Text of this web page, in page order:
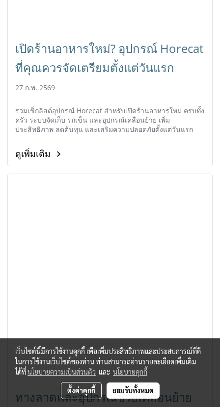
เปิดร้านอาหารใหม่? อุปกรณ์ Horecat
ที่คุณควรจัดเตรียมตั้งแต่วันแรก
27 ก.พ. 2569
รวมเช็กลิสต์อุปกรณ์ Horecat สำหรับเปิดร้านอาหารใหม่ ครบทั้ง
ครัว ระบบจัดเก็บ รถเข็น และอุปกรณ์เคลื่อนย้าย เพิ่ม
ประสิทธิภาพ ลดต้นทุน และเสริมความปลอดภัยตั้งแต่วันแรก
ดูเพิ่มเติม
ทางลาดและอุปกรณ์ช่วยเคลื่อนย้าย
เว็บไซต์นี้มีการใช้งานคุกกี้ เพื่อเพิ่มประสิทธิภาพและประสบการณ์ที่ดี
ในการใช้งานเว็บไซต์ของท่าน ท่านสามารถอ่านรายละเอียดเพิ่มเติม
ได้ที่นโยบายความเป็นส่วนตัว และ นโยบายคุกกี้
ตั้งค่าคุกกี้ ยอมรับทั้งหมด